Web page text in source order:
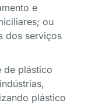
e
ou
dos serviços
de plástico
plástico